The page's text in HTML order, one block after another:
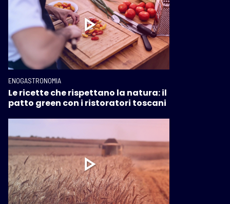
ENOGASTRONOMIA
Le ricette che rispettano la natura: il
patto green con i ristoratori toscani